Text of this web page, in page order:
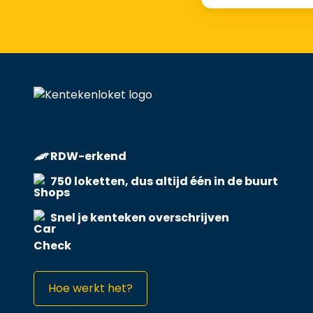
RDW-erkend
750 loketten, dus altijd één in de buurt
Snel je kenteken overschrijven
Hoe werkt het?